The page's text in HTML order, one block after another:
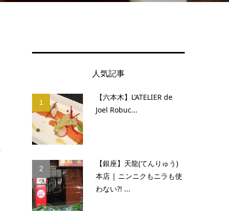
人気記事
1
【六本木】L’ATELIER de
Joel Robuc...
2
【銀座】天龍(てんりゅう)
本店 | ニンニクもニラも使
わない?! ...